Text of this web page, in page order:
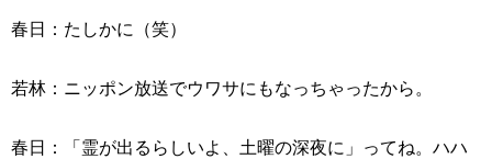
春日：たしかに（笑）
若林：ニッポン放送でウワサにもなっちゃったから。
春日：「霊が出るらしいよ、土曜の深夜に」ってね。ハハ